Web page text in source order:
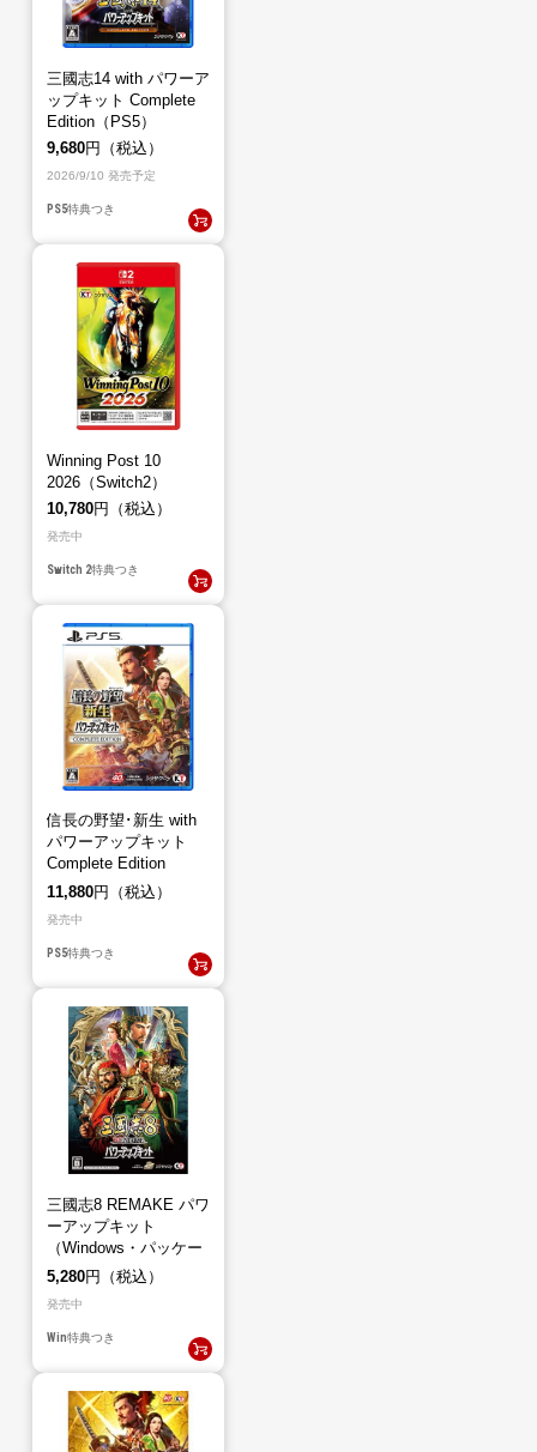
三國志14 with パワーア
ップキット Complete
Edition（PS5）
9,680円（税込）
2026/9/10 発売予定
PS5特典つき
Winning Post 10
2026（Switch2）
10,780円（税込）
発売中
Switch 2特典つき
信長の野望･新生 with
パワーアップキット
Complete Edition
（PS5）
11,880円（税込）
発売中
PS5特典つき
三國志8 REMAKE パワ
ーアップキット
（Windows・パッケー
ジ版）
5,280円（税込）
発売中
Win特典つき